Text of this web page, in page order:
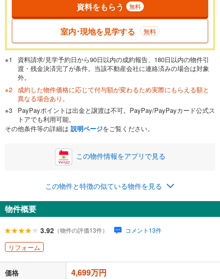
一般的には最長35年まで借り入れ可能です。多くの金融機関
が完済時の年齢は80歳までを条件としています。
閉じる
頭金 万円
0万円 4,699万円
自己資金から住宅購入にかけられる金額を入力してくださ
い。一般的には物件価格の2割までが目安です。
閉じる
ボーナス
万円
0円
ナス時の増額分（1回分）を入力してください。
ボーナス払いの限度額は金融機関によって異なります。
閉じる
月々の返済額
ローン返済額 121,979円（頭金比率 % ）
「金利」については、ご利用を予定されている金融機関等にご確認の
上、ご自身での入力をお願いいたします。初期設定で自動入力されてい
資料をもらう 無料
室内･現地を見学する 無料
資料請求/見学予約日から90日以内の成約報告、180日以内の物件引
渡・残金決済完了が条件。当該不動産会社に連絡済みの場合は対象
外。
成約した物件価格に応じて付与額が変わるため実際にもらえる額と
異なる場合あり。
PayPayポイントは出金と譲渡は不可。PayPay/PayPayカード公式ス
トアでも利用可能。
その他条件等の詳細は 説明ページをご覧ください。
この物件情報をアプリで見る
この物件と特徴の似ている物件を見る
物件概要
3.92 （物件の評価13件） コメント13件
リフォーム
価格 4,699万円